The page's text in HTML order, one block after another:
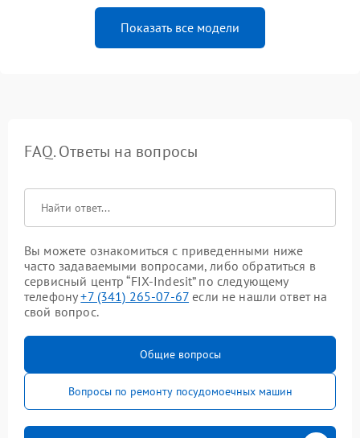
Показать все модели
FAQ. Ответы на вопросы
Вы можете ознакомиться с приведенными ниже
часто задаваемыми вопросами, либо обратиться в
сервисный центр “FIX-Indesit” по следующему
телефону+7 (341) 265-07-67 если не нашли ответ на
свой вопрос.
Общие вопросы
Вопросы по ремонту посудомоечных машин